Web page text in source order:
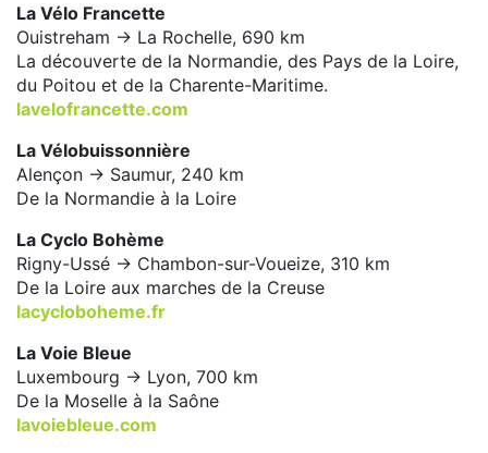
La Vélo Francette
Ouistreham -> La Rochelle, 690 km
La découverte de la Normandie, des Pays de la Loire,
du Poitou et de la Charente-Maritime.
lavelofrancette.com
La Vélobuissonnière
Alençon -> Saumur, 240 km
De la Normandie à la Loire
La Cyclo Bohème
Rigny-Ussé -> Chambon-sur-Voueize, 310 km
De la Loire aux marches de la Creuse
lacycloboheme.fr
La Voie Bleue
Luxembourg -> Lyon, 700 km
De la Moselle à la Saône
lavoiebleue.com